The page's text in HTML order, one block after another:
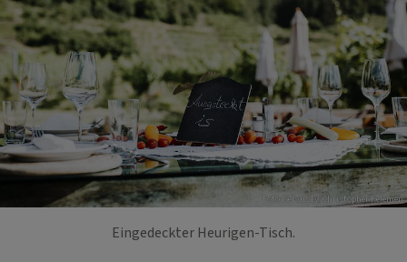
Foto: ServusTV/Christopher Kelemen
Eingedeckter Heurigen-Tisch.